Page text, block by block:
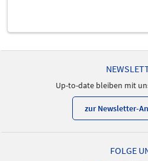
Up-to-date bleiben mit
zur Newsletter-
FOLGE